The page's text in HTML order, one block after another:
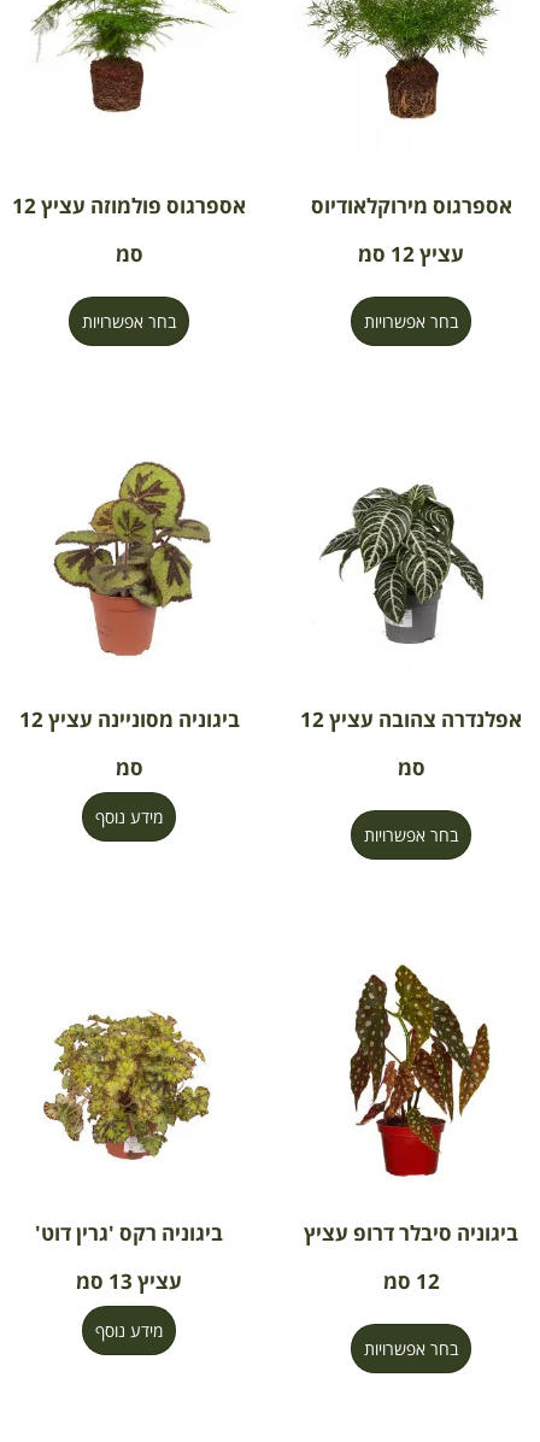
אספרגוס מירוקלאודיוס
עציץ 12 סמ
בחר אפשרויות
אספרגוס פולמוזה עציץ 12
סמ
בחר אפשרויות
אפלנדרה צהובה עציץ 12
סמ
בחר אפשרויות
ביגוניה מסוניינה עציץ 12
סמ
מידע נוסף
ביגוניה סיבלר דרופ עציץ
12 סמ
בחר אפשרויות
ביגוניה רקס 'גרין דוט'
עציץ 13 סמ
מידע נוסף